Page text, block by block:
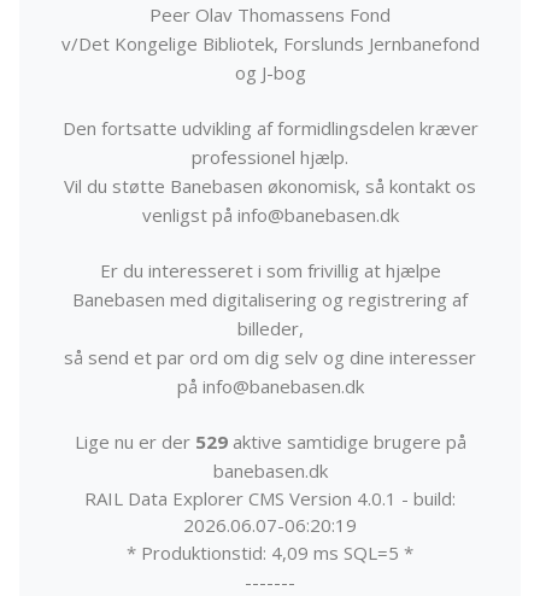
Peer Olav Thomassens Fond
v/Det Kongelige Bibliotek, Forslunds Jernbanefond
og J-bog
Den fortsatte udvikling af formidlingsdelen kræver
professionel hjælp.
Vil du støtte Banebasen økonomisk, så kontakt os
venligst på info@banebasen.dk
Er du interesseret i som frivillig at hjælpe
Banebasen med digitalisering og registrering af
billeder,
så send et par ord om dig selv og dine interesser
på info@banebasen.dk
Lige nu er der 529aktive samtidige brugere på
banebasen.dk
RAIL Data Explorer CMS Version 4.0.1 - build:
2026.06.07-06:20:19
* Produktionstid: 4,09 ms SQL=5 *
-------